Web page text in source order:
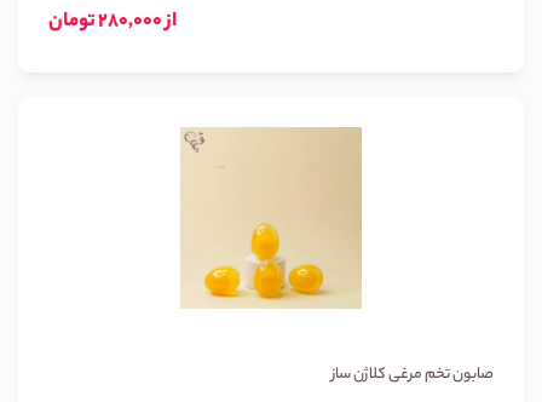
از 280,000 تومان
صابون تخم مرغی کلاژن ساز